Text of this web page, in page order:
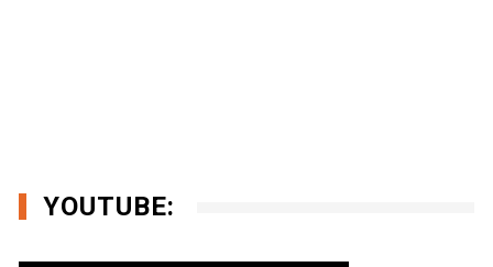
YOUTUBE: